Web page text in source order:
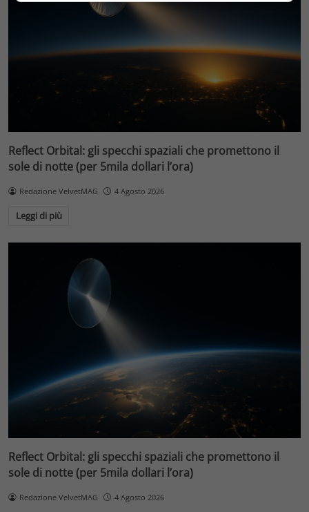
Reflect Orbital: gli specchi spaziali che promettono il
sole di notte (per 5mila dollari l’ora)
Redazione VelvetMAG 4 Agosto 2026
Leggi di più
Reflect Orbital: gli specchi spaziali che promettono il
sole di notte (per 5mila dollari l’ora)
Redazione VelvetMAG 4 Agosto 2026